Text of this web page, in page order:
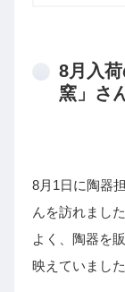
8月入
窯」さ
8月1日に陶器
んを訪れまし
よく、陶器を
映えていました